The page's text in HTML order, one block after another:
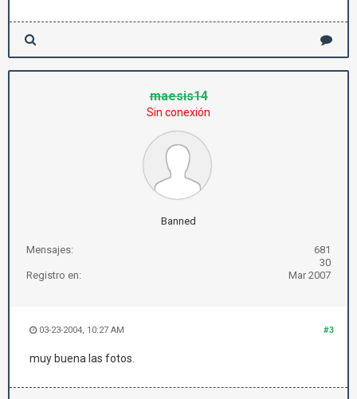
maesis14
Sin conexión
Banned
Mensajes:
681
30
Registro en:
Mar 2007
#3
03-23-2004, 10:27 AM
muy buena las fotos.